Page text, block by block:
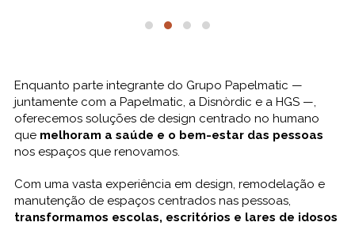
Enquanto parte integrante do Grupo Papelmatic —
juntamente com a Papelmatic, a Disnòrdic e a HGS —,
oferecemos soluções de design centrado no humano
que melhoram a saúde e o bem-estar das pessoas
nos espaços que renovamos.
Com uma vasta experiência em design, remodelação e
manutenção de espaços centrados nas pessoas,
transformamos escolas, escritórios e lares de idosos